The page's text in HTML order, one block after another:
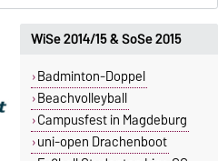
WiSe 2014/15 & SoSe 2015
Badminton-Doppel
Beachvolleyball
Campusfest in Magdeburg
uni-open Drachenboot